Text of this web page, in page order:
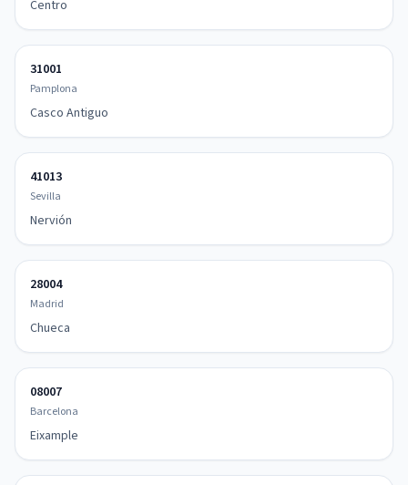
Centro
31001
Pamplona
Casco Antiguo
41013
Sevilla
Nervión
28004
Madrid
Chueca
08007
Barcelona
Eixample